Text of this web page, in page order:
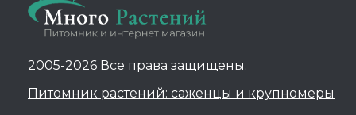
2005-2026 Все права защищены.
Питомник растений: саженцы и крупномеры